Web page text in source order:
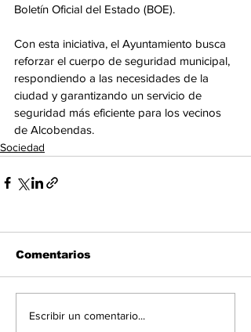
Boletín Oficial del Estado (BOE).
Con esta iniciativa, el Ayuntamiento busca
reforzar el cuerpo de seguridad municipal,
respondiendo a las necesidades de la
ciudad y garantizando un servicio de
seguridad más eficiente para los vecinos
de Alcobendas.
Sociedad
Comentarios
Escribir un comentario...